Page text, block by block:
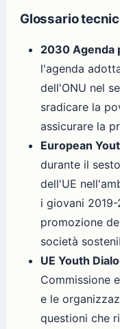
Glossario
2030 Agenda
l'agenda
dell'ONU nel
sradicare la
assicurare la
European
durante il
dell'UE
i giovani
promozione
società
UE Youth
Commissione
e le
questioni che